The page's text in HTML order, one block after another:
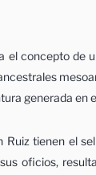
el concepto de
generada en
tienen el
oficios,